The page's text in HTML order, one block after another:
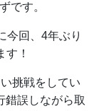
です。
今回、4年ぶり
！
挑戦をしてい
錯誤しながら取